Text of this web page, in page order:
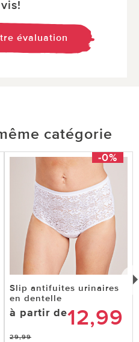
évaluation
catégorie
-0%
Slip antifuites urinaires
en dentelle
à partir de12,99
29,99